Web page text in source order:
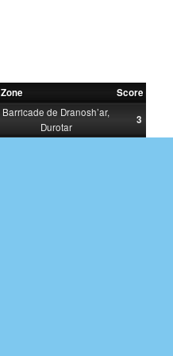
Zone Score
Barricade de Dranosh’ar,
Durotar
3